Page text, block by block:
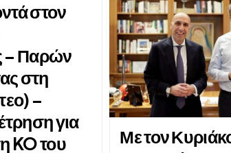
στον
– Παρών
στη
–
για
KO του
Με τον